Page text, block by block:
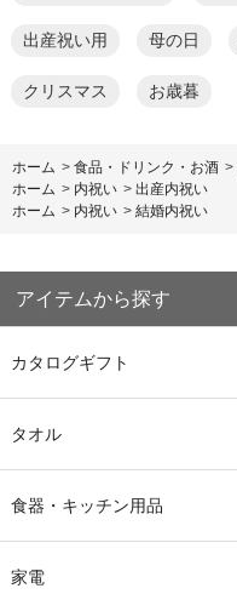
出産祝い用 母の日
クリスマス お歳暮
ホーム > 食品・ドリンク・お酒 >
ホーム > 内祝い > 出産内祝い
ホーム > 内祝い > 結婚内祝い
アイテムから探す
カタログギフト
タオル
食器・キッチン用品
家電